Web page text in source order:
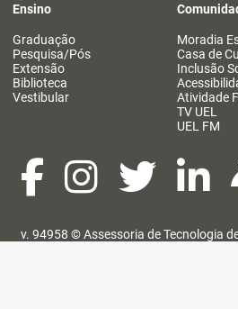
Ensino
Graduação
Pesquisa/Pós
Extensão
Biblioteca
Vestibular
Moradia
Casa de
Inclusão
Atividade
TV UEL
UEL FM
v. 94958 ©Assessoria de Tecnologia